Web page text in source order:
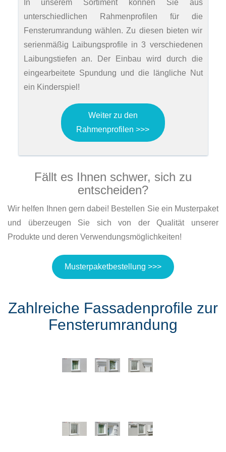
In unserem Sortiment können Sie aus
unterschiedlichen Rahmenprofilen für die
Fensterumrandung wählen. Zu diesen bieten wir
serienmäßig Laibungsprofile in 3 verschiedenen
Laibungstiefen an. Der Einbau wird durch die
eingearbeitete Spundung und die längliche Nut
ein Kinderspiel!
Weiter zu den
Rahmenprofilen >>>
Fällt es Ihnen schwer, sich zu
entscheiden?
Wir helfen Ihnen gern dabei! Bestellen Sie ein Musterpaket
und überzeugen Sie sich von der Qualität unserer
Produkte und deren Verwendungsmöglichkeiten!
Musterpaketbestellung >>>
Zahlreiche Fassadenprofile zur
Fensterumrandung